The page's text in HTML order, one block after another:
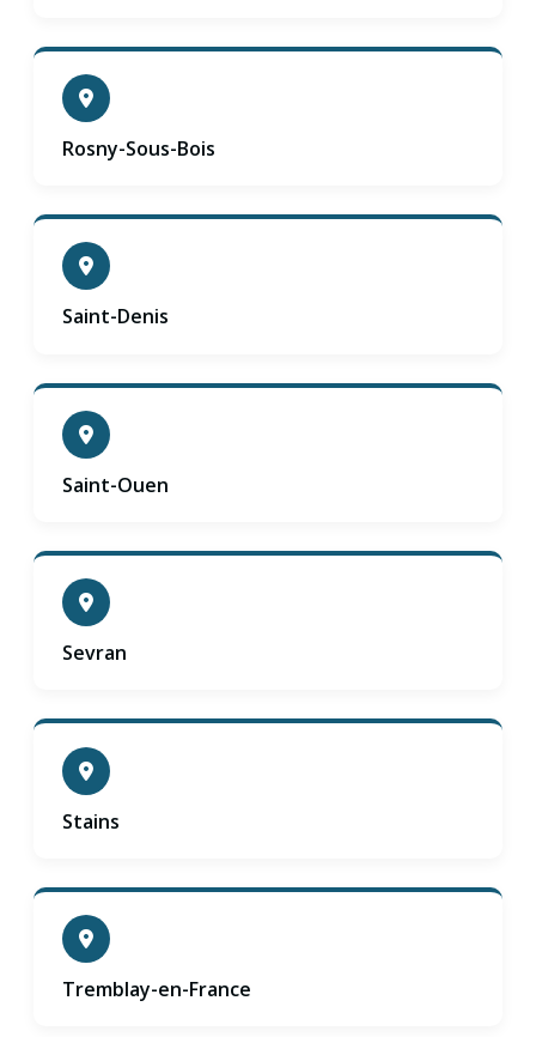
Rosny-Sous-Bois
Saint-Denis
Saint-Ouen
Sevran
Stains
Tremblay-en-France